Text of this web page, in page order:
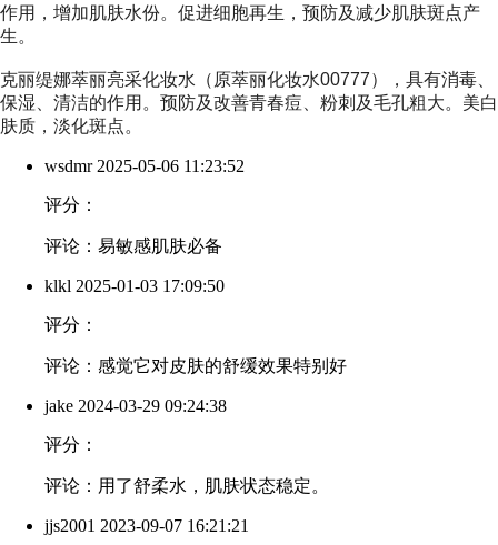
作用，增加肌肤水份。促进细胞再生，预防及减少肌肤斑点产
生。
克丽缇娜萃丽亮采化妆水（原萃丽化妆水00777）
，具有消毒、
保湿、清洁的作用。预防及改善青春痘、粉刺及毛孔粗大。美白
肤质，淡化斑点。
wsdmr2025-05-06 11:23:52
评分：
评论：易敏感肌肤必备
klkl 2025-01-03 17:09:50
评分：
评论：感觉它对皮肤的舒缓效果特别好
jake 2024-03-29 09:24:38
评分：
评论：用了舒柔水，肌肤状态稳定。
jjs2001 2023-09-07 16:21:21